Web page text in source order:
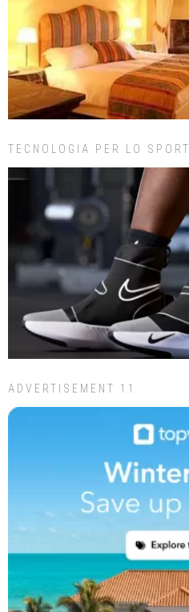
TECNOLOGIA PER LO SPORT
ADVERTISEMENT 11